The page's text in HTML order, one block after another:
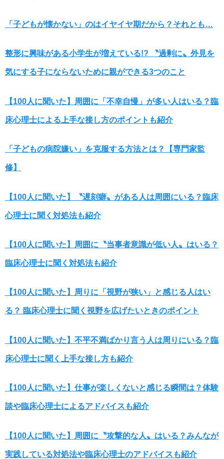
「子どもが懐かない」のはイヤイヤ期だから？それとも…
整形に興味がある小学生が増えている!? 〝過剰に〟外見を
気にする子にならないために親ができる3つのこと
【100人に聞いた】周囲に「不幸自慢」が多い人はいる？臨
床心理士による上手な接し方のポイントも紹介
「子どもの病院嫌い」を克服する方法とは？【専門家監
修】
【100人に聞いた】〝遅刻癖〟がある人は周囲にいる？臨床
心理士に聞く対処法も紹介
【100人に聞いた】周囲に〝当事者意識が低い人〟はいる？
臨床心理士に聞く対処法も紹介
【100人に聞いた】周りに「視野が狭い」と感じる人はい
る？ 臨床心理士に聞く視野を広げたいときのポイント
【100人に聞いた】不平不満ばかり言う人は周りにいる？臨
床心理士に聞く上手な接し方も紹介
【100人に聞いた】仕事が楽しくないと感じる瞬間は？体験
談や臨床心理士によるアドバイスも紹介
【100人に聞いた】周囲に〝攻撃的な人〟はいる？みんなが
実践している対処法や臨床心理士のアドバイスも紹介